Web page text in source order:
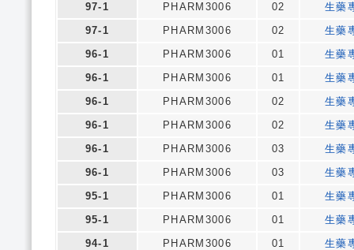
97-1
PHARM3006 02
生藥
97-1
PHARM3006 02
生藥
96-1
PHARM3006 01
生藥
96-1
PHARM3006 01
生藥
96-1
PHARM3006 02
生藥
96-1
PHARM3006 02
生藥
96-1
PHARM3006 03
生藥
96-1
PHARM3006 03
生藥
95-1
PHARM3006 01
生藥
95-1
PHARM3006 01
生藥
94-1
PHARM3006 01
生藥